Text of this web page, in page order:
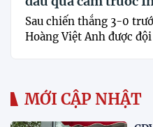
Sau chiến thắng 3-0
Hoàng Việt Anh được
MỚI CẬP NHẬT